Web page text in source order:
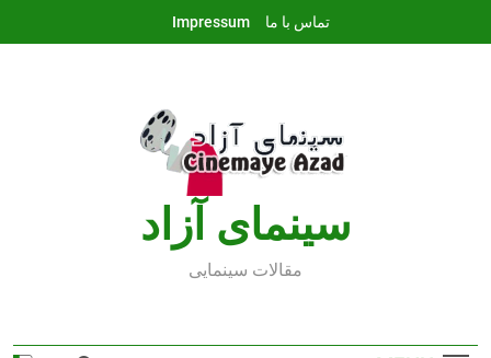
تماس با ما Impressum
سينماى آزاد
مقالات سينمايى